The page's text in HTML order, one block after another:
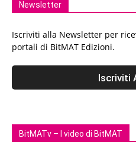
Newsletter
Iscriviti alla Newsletter per
portali di BitMAT Edizioni.
BitMATv – I video di BitMAT